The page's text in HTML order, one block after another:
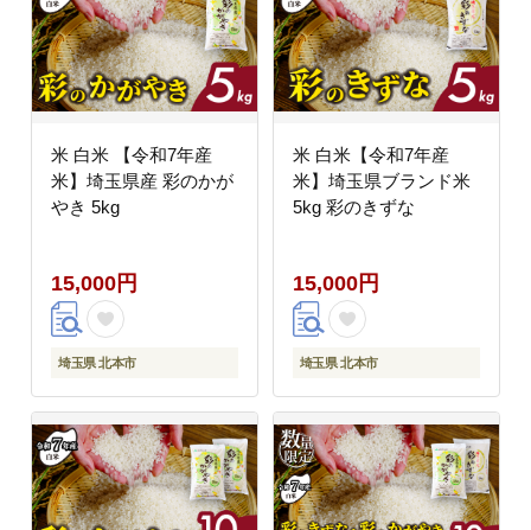
米 白米 【令和7年産
米】埼玉県産 彩のかが
やき 5kg
15,000円
埼玉県 北本市
米 白米【令和7年産
米】埼玉県ブランド米
5kg 彩のきずな
15,000円
埼玉県 北本市